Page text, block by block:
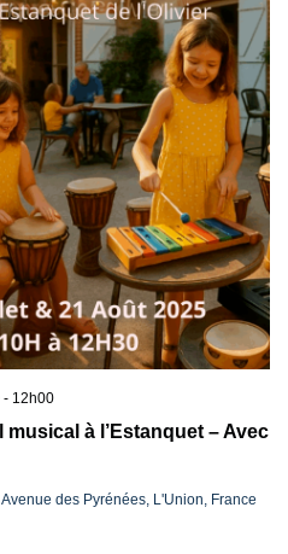
musical à l’Estanquet – Avec
- 12h00
Avenue des Pyrénées, L'Union, France